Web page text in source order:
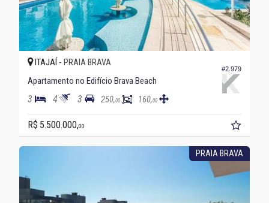
#2.979
ITAJAÍ - PRAIA BRAVA
Apartamento no Edifício Brava Beach
3 4 3 250,00 160,00
R$ 5.500.000,00
PRAIA BRAVA